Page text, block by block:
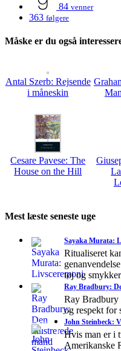
84 venner
363 følgere
Måske er du også
Antal Szerb: Rejsende
i måneskin
Cesare Pavese: The
House on the Hill
Mest læste seneste uge
Sayaka Murata:
Ritualiseret
tøj og
Ray Bradbury:
Ray
og respekt
John Steinbeck:
Hvis man er i
Amerikanske